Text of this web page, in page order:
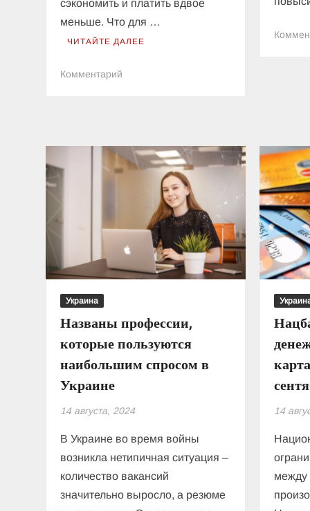
сэкономить и платить вдвое
меньше. Что для …
ЧИТАЙТЕ ДАЛЕЕ
Комментарий
свет
в
меньше:
что
для
следует
Украина
Названы профессии,
которые пользуются
наибольшим спросом в
Украине
14 августа, 2024
В Украине во время войны
возникла нетипичная ситуация –
количество вакансий
значительно выросло, а резюме
14
между